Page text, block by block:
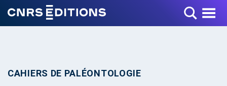
Toggle Menu
CAHIERS DE PALÉONTOLOGIE